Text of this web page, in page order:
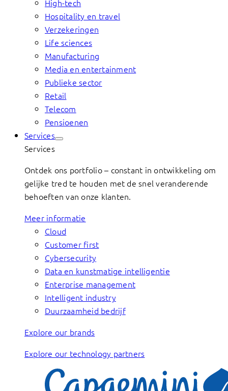
High-tech
Hospitality en travel
Verzekeringen
Life sciences
Manufacturing
Media en entertainment
Publieke sector
Retail
Telecom
Pensioenen
Services
Services
Ontdek ons portfolio – constant in ontwikkeling om
gelijke tred te houden met de snel veranderende
behoeften van onze klanten.
Meer informatie
Cloud
Customer first
Cybersecurity
Data en kunstmatige intelligentie
Enterprise management
Intelligent industry
Duurzaamheid bedrijf
Explore our brands
Explore our technology partners